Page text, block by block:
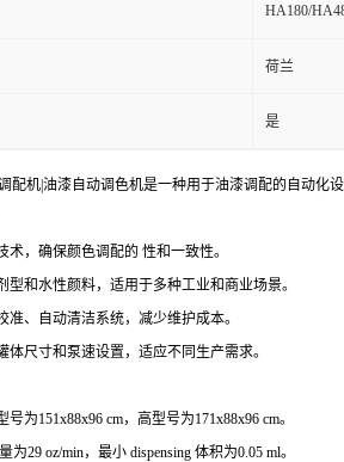
HA180/
荷兰
是
配机|油漆自动调色机是一种用于油漆调配的自动
术，确保颜色调配的 性和一致性。
型和水性颜料，适用于多种工业和商业场景。
准、自动清洁系统，减少维护成本。
体尺寸和泵速设置，适应不同生产需求。
为151x88x96 cm，高型号为171x88x96 cm。
为29 oz/min，最小 dispensing 体积为0.05 ml。